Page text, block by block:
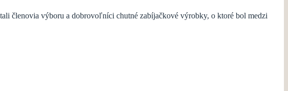
členovia výboru a dobrovoľníci chutné zabíjačkové výrobky, o ktoré bol medzi